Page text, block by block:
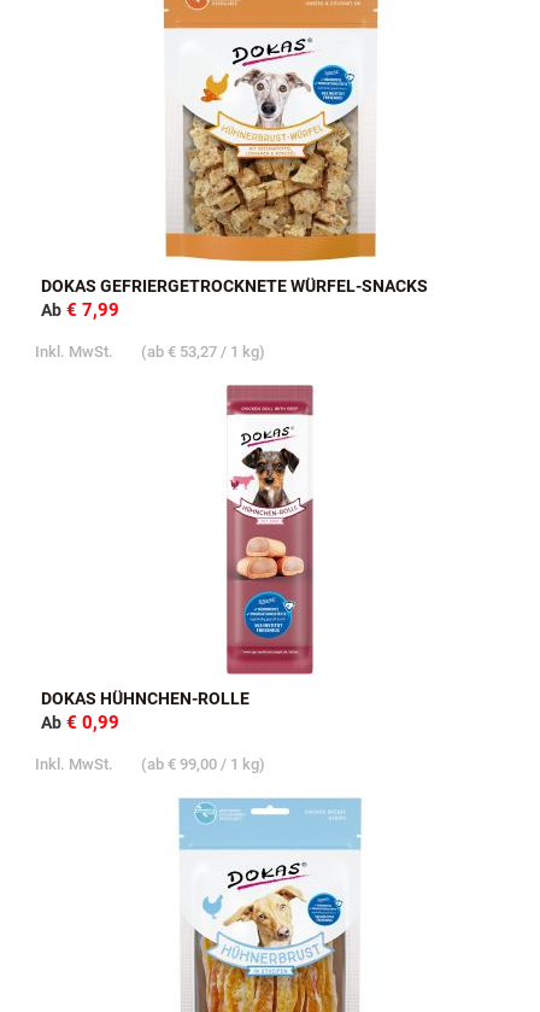
DOKAS GEFRIERGETROCKNETE WÜRFEL-SNACKS
Ab € 7,99
Inkl. MwSt. (ab € 53,27 / 1 kg)
DOKAS HÜHNCHEN-ROLLE
Ab € 0,99
Inkl. MwSt. (ab € 99,00 / 1 kg)